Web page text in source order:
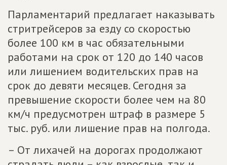
Парламентарий предлагает наказывать
стритрейсеров за езду со скоростью
более 100 км в час обязательными
работами на срок от 120 до 140 часов
или лишением водительских прав на
срок до девяти месяцев. Сегодня за
превышение скорости более чем на 80
км/ч предусмотрен штраф в размере 5
тыс. руб. или лишение прав на полгода.
– От лихачей на дорогах продолжают